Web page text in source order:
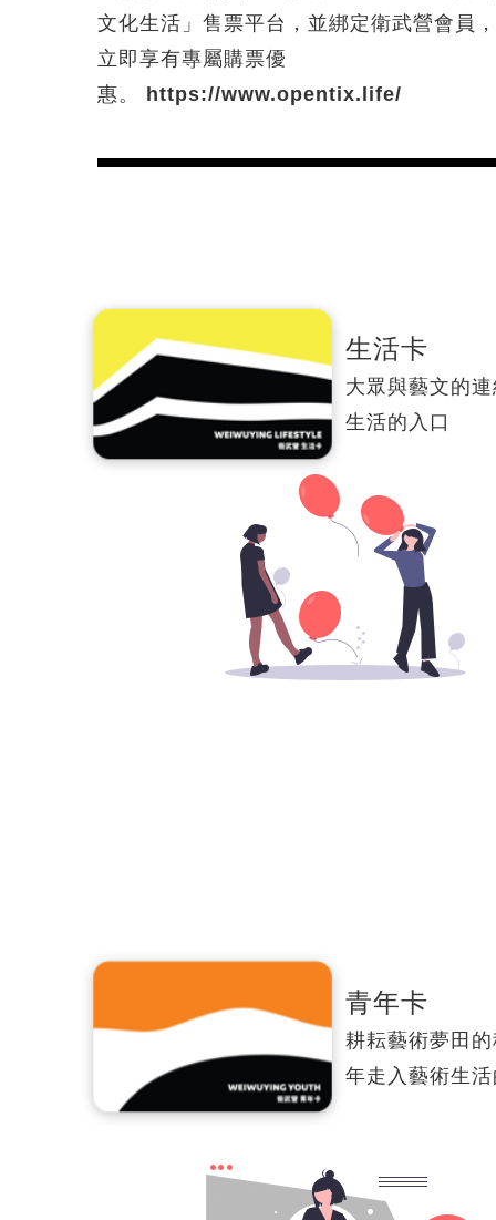
文化生活」售票平台，並綁定衛武營會員，
立即享有專屬購票優
惠。 https://www.opentix.life/
生活卡
大眾與藝文的
生活的入口
青年卡
耕耘藝術夢田
年走入藝術生